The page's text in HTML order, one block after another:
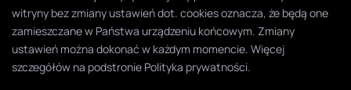
witryny bez zmiany ustawień dot. cookies oznacza, że będą one
zamieszczane w Państwa urządzeniu końcowym. Zmiany
ustawień można dokonać w każdym momencie. Więcej
szczegółów na podstronie Polityka prywatności.